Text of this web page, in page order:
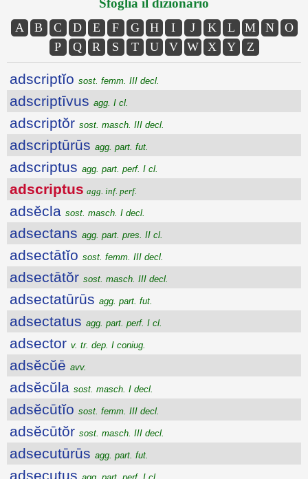
Sfoglia il dizionario
A B C D E F G H I J K L M N
O
P
Q R S T U V W X Y Z
adscriptĭo sost. femm. III decl.
adscriptīvus agg. I cl.
adscriptŏr sost. masch. III decl.
adscriptūrūs agg. part. fut.
adscriptus agg. part. perf. I cl.
adscriptus agg. inf. perf.
adsĕcla sost. masch. I decl.
adsectans agg. part. pres. II cl.
adsectātĭo sost. femm. III decl.
adsectātŏr sost. masch. III decl.
adsectatūrūs agg. part. fut.
adsectatus agg. part. perf. I cl.
adsector v. tr. dep. I coniug.
adsĕcŭē avv.
adsĕcŭla sost. masch. I decl.
adsĕcūtĭo sost. femm. III decl.
adsĕcūtŏr sost. masch. III decl.
adsecutūrūs agg. part. fut.
adsecutus